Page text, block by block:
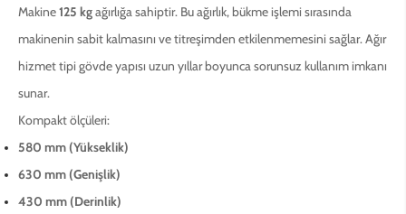
Makine125 kgağırlığa sahiptir. Bu ağırlık, bükme işlemi sırasında
makinenin sabit kalmasını ve titreşimden etkilenmemesini sağlar. Ağır
hizmet tipi gövde yapısı uzun yıllar boyunca sorunsuz kullanım imkanı
sunar.
Kompakt ölçüleri:
580 mm (Yükseklik)
630 mm (Genişlik)
430 mm (Derinlik)